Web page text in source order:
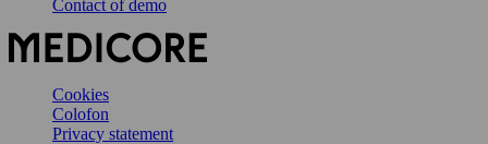
Contact of demo
Cookies
Colofon
Privacy statement